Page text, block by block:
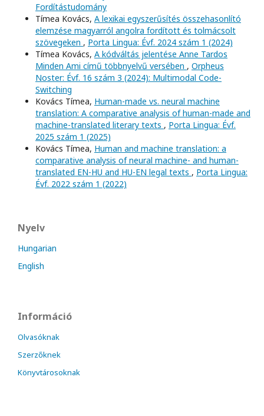
Fordítástudomány
Tímea Kovács, A lexikai egyszerűsítés összehasonlító
elemzése magyarról angolra fordított és tolmácsolt
szövegeken , Porta Lingua: Évf. 2024 szám 1 (2024)
Tímea Kovács, A kódváltás jelentése Anne Tardos
Minden Ami című többnyelvű versében , Orpheus
Noster: Évf. 16 szám 3 (2024): Multimodal Code-
Switching
Kovács Tímea, Human-made vs. neural machine
translation: A comparative analysis of human-made and
machine-translated literary texts , Porta Lingua: Évf.
2025 szám 1 (2025)
Kovács Tímea, Human and machine translation: a
comparative analysis of neural machine- and human-
translated EN-HU and HU-EN legal texts , Porta Lingua:
Évf. 2022 szám 1 (2022)
Nyelv
Hungarian
English
Információ
Olvasóknak
Szerzőknek
Könyvtárosoknak